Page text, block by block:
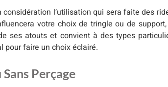
l’utilisation qui sera faite des
votre choix de tringle ou de
ses atouts et convient à des types
pour faire un choix éclairé.
Perçage